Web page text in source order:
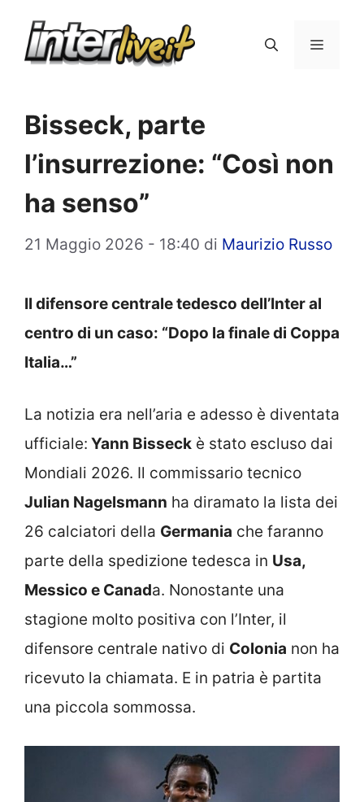
Menu
Bisseck, parte
l’insurrezione: “Così non
ha senso”
21 Maggio 2026 - 18:40 di Maurizio Russo
Il difensore centrale tedesco dell’Inter al
centro di un caso: “Dopo la finale di Coppa
Italia…”
La notizia era nell’aria e adesso è diventata
ufficiale: Yann Bisseck è stato escluso dai
Mondiali 2026. Il commissario tecnico
Julian Nagelsmann ha diramato la lista dei
26 calciatori della Germania che faranno
parte della spedizione tedesca in Usa,
Messico e Canada. Nonostante una
stagione molto positiva con l’Inter, il
difensore centrale nativo di Colonia non ha
ricevuto la chiamata. E in patria è partita
una piccola sommossa.